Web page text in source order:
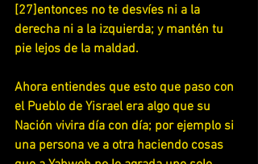
[27]entonces no te desvíes ni a la
derecha ni a la izquierda; y mantén tu
pie lejos de la maldad.
Ahora entiendes que esto que paso con
el Pueblo de Yisrael era algo que su
Nación vivira día con día; por ejemplo si
una persona ve a otra haciendo cosas